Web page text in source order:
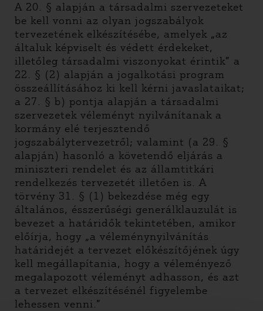
A 20. § alapján a társadalmi szervezeteket
be kell vonni az olyan jogszabályok
tervezetének elkészítésébe, amelyek „az
általuk képviselt és védett érdekeket,
illetőleg társadalmi viszonyokat érintik” a
22. § (2) alapján a jogalkotási program
összeállításához ki kell kérni javaslataikat;
a 27. § b) pontja alapján a társadalmi
szervezetek véleményt nyilvánítanak a
kormány elé terjesztendő
jogszabálytervezetről; valamint (a 29. §
alapján) hasonló a követendő eljárás a
miniszteri rendelet és az államtitkári
rendelkezés tervezetét illetően is. A
törvény 31. § (1) bekezdése még egy
általános, ésszerűségi generálklauzulát is
bevezet a határidők tekintetében, amikor
előírja, hogy „a véleménynyilvánítás
határidejét a tervezet előkészítőjének úgy
kell megállapítania, hogy a véleményező
megalapozott véleményt adhasson, és azt
a tervezet elkészítésénél figyelembe
lehessen venni.”